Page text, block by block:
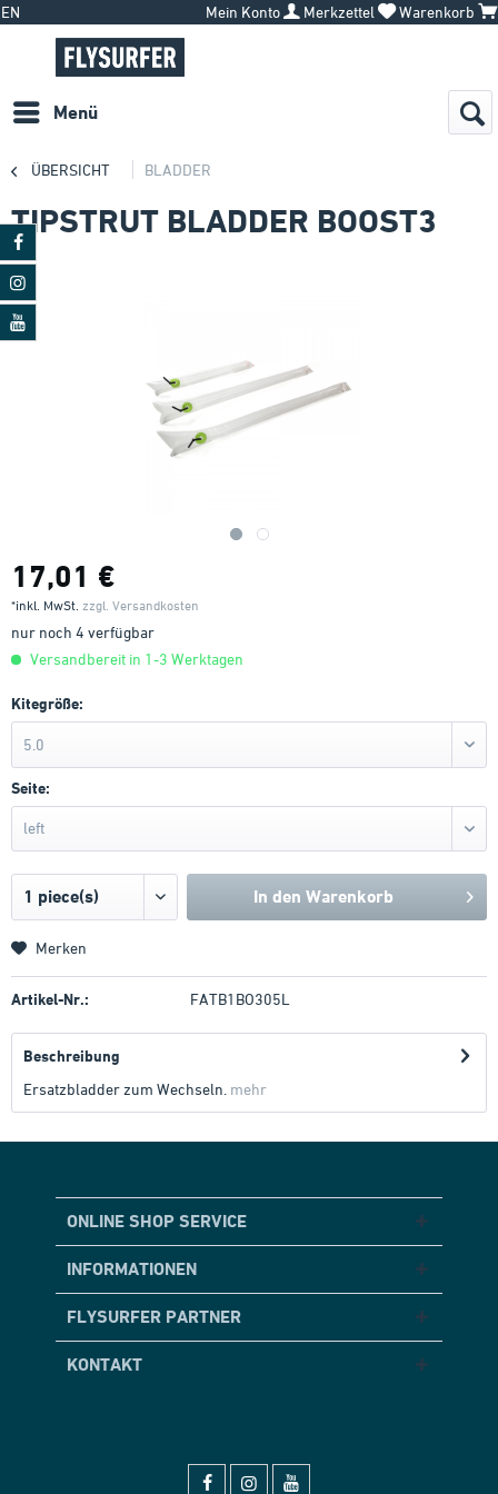
EN Mein Konto Merkzettel Warenkorb
Menü
ÜBERSICHT BLADDER
TIPSTRUT BLADDER BOOST3
17,01 €
*inkl. MwSt. zzgl. Versandkosten
nur noch 4 verfügbar
Versandbereit in 1-3 Werktagen
Kitegröße:
5.0
Seite:
left
In den Warenkorb
Merken
Artikel-Nr.: FATB1BO305L
Beschreibung
Ersatzbladder zum Wechseln. mehr
ONLINE SHOP SERVICE
INFORMATIONEN
FLYSURFER PARTNER
KONTAKT